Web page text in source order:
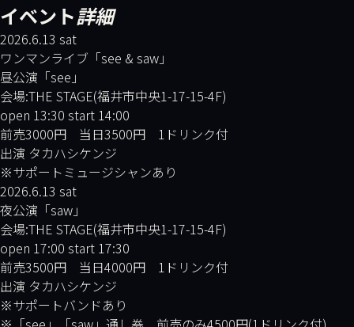
イベント詳細
2026.6.13 sat
ワンマンライブ「see & saw」
昼公演「see」
会場:THE STAGE(福井市中央1-17-15-4F)
open 13:30 start 14:00
前売3000円 当日3500円 1ドリンク付
出演 タカハシケンジ
※サポートミュージシャンあり
2026.6.13 sat
夜公演「saw」
会場:THE STAGE(福井市中央1-17-15-4F)
open 17:00 start 17:30
前売3500円 当日4000円 1ドリンク付
出演 タカハシケンジ
※サポートバンドあり